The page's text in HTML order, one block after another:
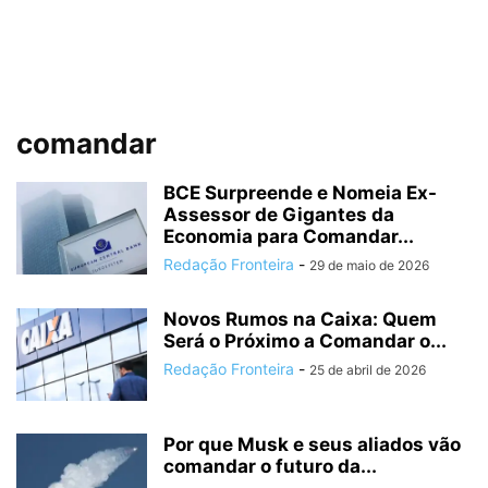
comandar
BCE Surpreende e Nomeia Ex-
Assessor de Gigantes da
Economia para Comandar...
Redação Fronteira - 29 de maio de 2026
Novos Rumos na Caixa: Quem
Será o Próximo a Comandar o...
Redação Fronteira - 25 de abril de 2026
Por que Musk e seus aliados vão
comandar o futuro da...